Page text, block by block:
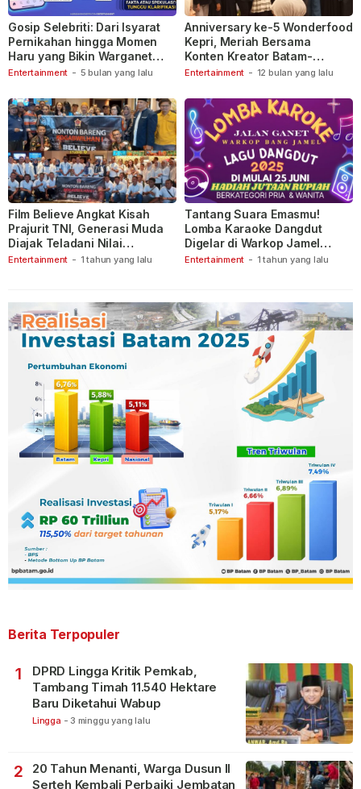
Entertainment - 5 bulan yang lalu
Gosip Selebriti: Dari Isyarat
Pernikahan hingga Momen
Haru yang Bikin Warganet
Berspekulasi
Entertainment - 12 bulan yang lalu
Anniversary ke-5 Wonderfood
Kepri, Meriah Bersama
Konten Kreator Batam-
Tanjungpinang
Entertainment - 1 tahun yang lalu
Film Believe Angkat Kisah
Prajurit TNI, Generasi Muda
Diajak Teladani Nilai
Keberanian
Entertainment - 1 tahun yang lalu
Tantang Suara Emasmu!
Lomba Karaoke Dangdut
Digelar di Warkop Jamel
Ganet
Berita Terpopuler
1
DPRD Lingga Kritik Pemkab,
Tambang Timah 11.540 Hektare
Baru Diketahui Wabup
Lingga - 3 minggu yang lalu
2
20 Tahun Menanti, Warga Dusun II
Serteh Kembali Perbaiki Jembatan